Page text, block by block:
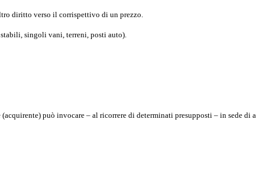
diritto verso il corrispettivo di un prezzo.
singoli vani, terreni, posti auto).
può invocare – al ricorrere di determinati presupposti – in sede